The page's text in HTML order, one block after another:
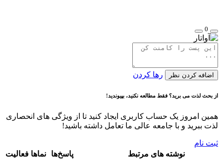
0
اضافه کردن نظر رها کردن
از بحث لذت می برید؟ فقط مطالعه نکنید، بپیوندید!
همین امروز یک حساب کاربری ایجاد کنید تا از ویژگی های انحصاری
لذت ببرید و با جامعه عالی ما تعامل داشته باشید!
ثبت نام
نوشته های مرتبط
پاسخ‌ها نماها فعالیت